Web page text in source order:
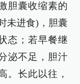
胆囊收缩素的
未进食)，胆囊
态；若早餐继
泌不足，胆汁
。长此以往，